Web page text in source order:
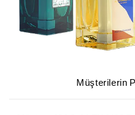
Müşterilerin